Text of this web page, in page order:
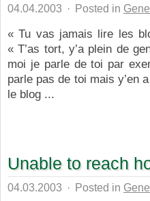
04.04.2003 · Posted in
« Tu vas jamais lire les
« T’as tort, y’a plein de
moi je parle de toi par
parle pas de toi mais y’en
le blog ...
Unable to reach
04.03.2003 · Posted in